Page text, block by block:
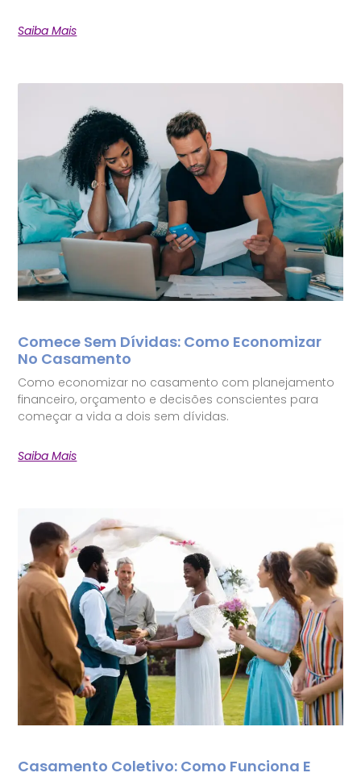
Saiba Mais
Comece Sem Dívidas: Como Economizar
No Casamento
Como economizar no casamento com planejamento
financeiro, orçamento e decisões conscientes para
começar a vida a dois sem dívidas.
Saiba Mais
Casamento Coletivo: Como Funciona E